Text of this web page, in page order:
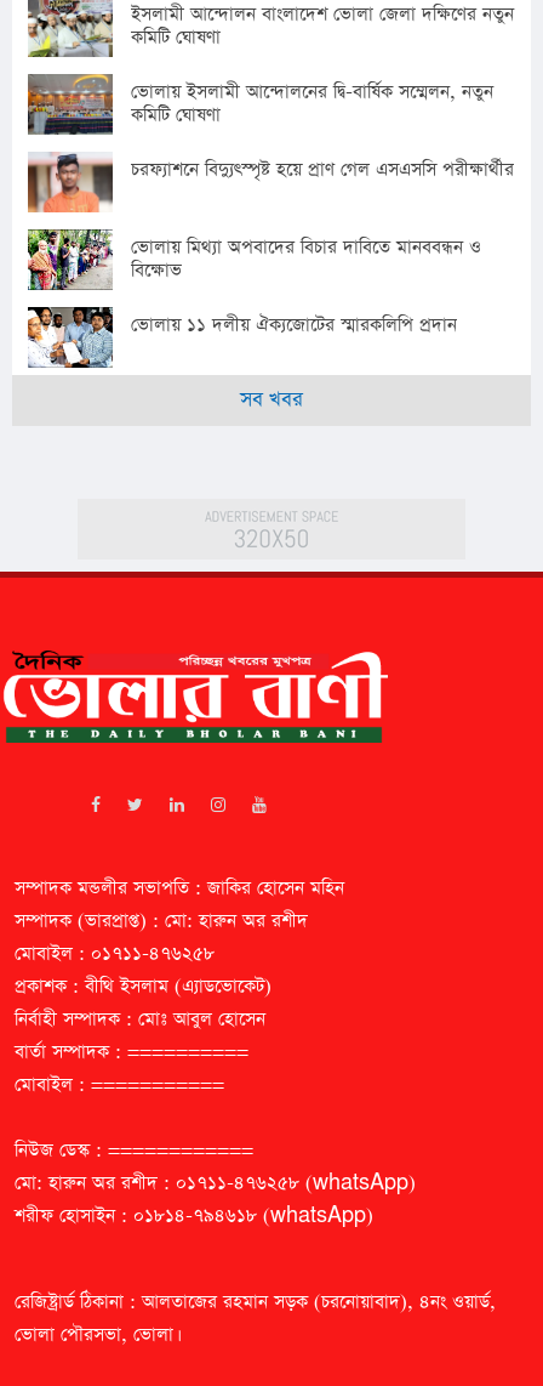
ইসলামী আন্দোলন বাংলাদেশ ভোলা জেলা দক্ষিণের নতুন
কমিটি ঘোষণা
ভোলায় ইসলামী আন্দোলনের দ্বি-বার্ষিক সম্মেলন, নতুন
কমিটি ঘোষণা
চরফ্যাশনে বিদ্যুৎস্পৃষ্ট হয়ে প্রাণ গেল এসএসসি পরীক্ষার্থীর
ভোলায় মিথ্যা অপবাদের বিচার দাবিতে মানববন্ধন ও
বিক্ষোভ
ভোলায় ১১ দলীয় ঐক্যজোটের স্মারকলিপি প্রদান
সব খবর
সম্পাদক মন্ডলীর সভাপতি : জাকির হোসেন মহিন
সম্পাদক (ভারপ্রাপ্ত) : মো: হারুন অর রশীদ
মোবাইল : ০১৭১১-৪৭৬২৫৮
প্রকাশক : বীথি ইসলাম (এ্যাডভোকেট)
নির্বাহী সম্পাদক : মোঃ আবুল হোসেন
বার্তা সম্পাদক : ==========
মোবাইল : ===========
নিউজ ডেস্ক : ============
মো: হারুন অর রশীদ : ০১৭১১-৪৭৬২৫৮ (whatsApp)
শরীফ হোসাইন : ০১৮১৪-৭৯৪৬১৮ (whatsApp)
রেজিষ্ট্রার্ড ঠিকানা : আলতাজের রহমান সড়ক (চরনোয়াবাদ), ৪নং ওয়ার্ড,
ভোলা পৌরসভা, ভোলা।